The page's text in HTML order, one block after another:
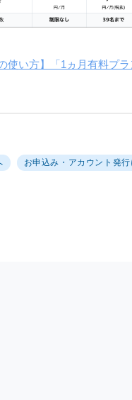
使い方】「1ヵ月有料プ
お申込み・アカウント発